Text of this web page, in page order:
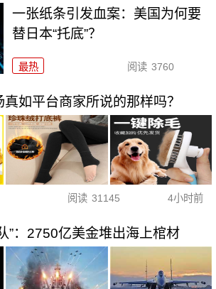
一张纸条引发血案：美国为何要
替日本“托底”？
最热 阅读 3760
如平台商家所说的那样吗？
阅读 31145 4小时前
”：2750亿美金堆出海上棺材